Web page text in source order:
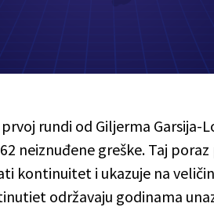
rundi od Giljerma Garsija-
neiznuđene greške. Taj
kontinuitet i ukazuje na
održavaju godinama